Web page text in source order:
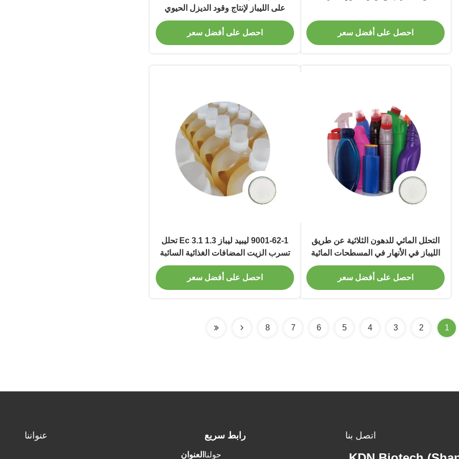
احصل على أفضل سعر
على الليباز لإنتاج وقود الديزل الحيوي
المستمر
احصل على أفضل سعر
التحلل المائي للدهون الثلاثية عن طريق
الليباز في الأنهار في المسطحات المائية
الأخرى
احصل على أفضل سعر
9001-62-1 ليبيد ليباز Ec 3.1 1.3 تحلل
تسرب الزيت المضافات الغذائية السائبة
احصل على أفضل سعر
1
2
3
4
5
6
7
8
اتصل بنا رابط سريع
حولنا
عنواننا
العنوان